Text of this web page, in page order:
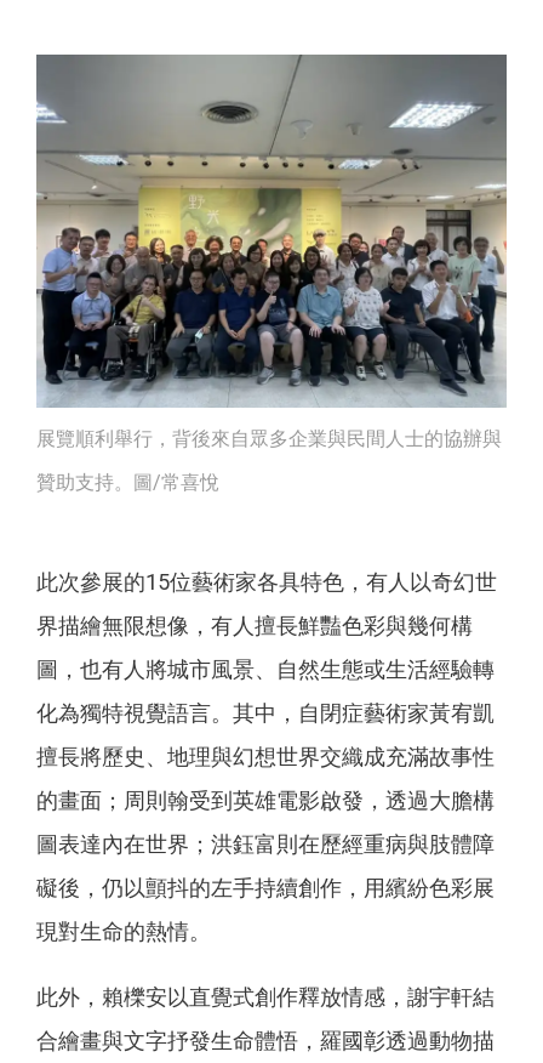
展覽順利舉行，背後來自眾多企業與民間人士的協辦與
贊助支持。圖/常喜悅
此次參展的15位藝術家各具特色，有人以奇幻世
界描繪無限想像，有人擅長鮮豔色彩與幾何構
圖，也有人將城市風景、自然生態或生活經驗轉
化為獨特視覺語言。其中，自閉症藝術家黃宥凱
擅長將歷史、地理與幻想世界交織成充滿故事性
的畫面；周則翰受到英雄電影啟發，透過大膽構
圖表達內在世界；洪鈺富則在歷經重病與肢體障
礙後，仍以顫抖的左手持續創作，用繽紛色彩展
現對生命的熱情。
此外，賴櫟安以直覺式創作釋放情感，謝宇軒結
合繪畫與文字抒發生命體悟，羅國彰透過動物描